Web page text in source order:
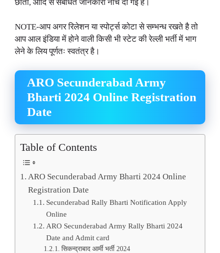
छाती, आदि से संबंधित जानकारी नीचे दी गई है।
NOTE-आप अगर रिलेशन या स्पोर्ट्स कोटा से सम्भन्ध रखते है तो
आप आल इंडिया में होने वाली किसी भी स्टेट की रेल्ली भर्ती में भाग
लेने के लिय पूर्णतः स्वतंत्र है।
ARO Secunderabad Army
Bharti 2024 Online Registration
Date
Table of Contents
ARO Secunderabad Army Bharti 2024 Online
Registration Date
Secunderabad Rally Bharti Notification Apply
Online
ARO Secunderabad Army Rally Bharti 2024
Date and Admit card
सिकन्द्राबाद आर्मी भर्ती 2024